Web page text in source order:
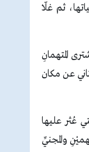
ثم غلّا
المتهمانِ
عن مكان
عُثر عليها
والمجنيِّ